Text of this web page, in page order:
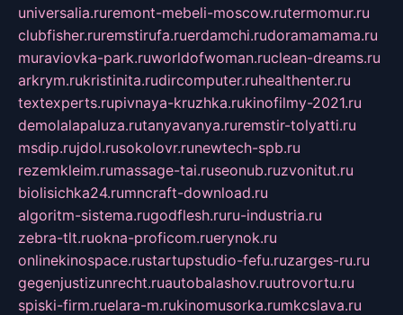
universalia.ruremont-mebeli-moscow.rutermomur.ru
clubfisher.ruremstirufa.ruerdamchi.rudoramamama.ru
muraviovka-park.ruworldofwoman.ruclean-dreams.ru
arkrym.rukristinita.rudircomputer.ruhealthenter.ru
textexperts.rupivnaya-kruzhka.rukinofilmy-2021.ru
demolalapaluza.rutanyavanya.ruremstir-tolyatti.ru
msdip.rujdol.rusokolovr.runewtech-spb.ru
rezemkleim.rumassage-tai.ruseonub.ruzvonitut.ru
biolisichka24.rumncraft-download.ru
algoritm-sistema.rugodflesh.ruru-industria.ru
zebra-tlt.ruokna-proficom.ruerynok.ru
onlinekinospace.rustartupstudio-fefu.ruzarges-ru.ru
gegenjustizunrecht.ruautobalashov.ruutrovortu.ru
spiski-firm.ruelara-m.rukinomusorka.rumkcslava.ru